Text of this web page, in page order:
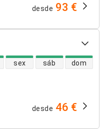
desde 93 €
sex sáb dom
desde 46 €